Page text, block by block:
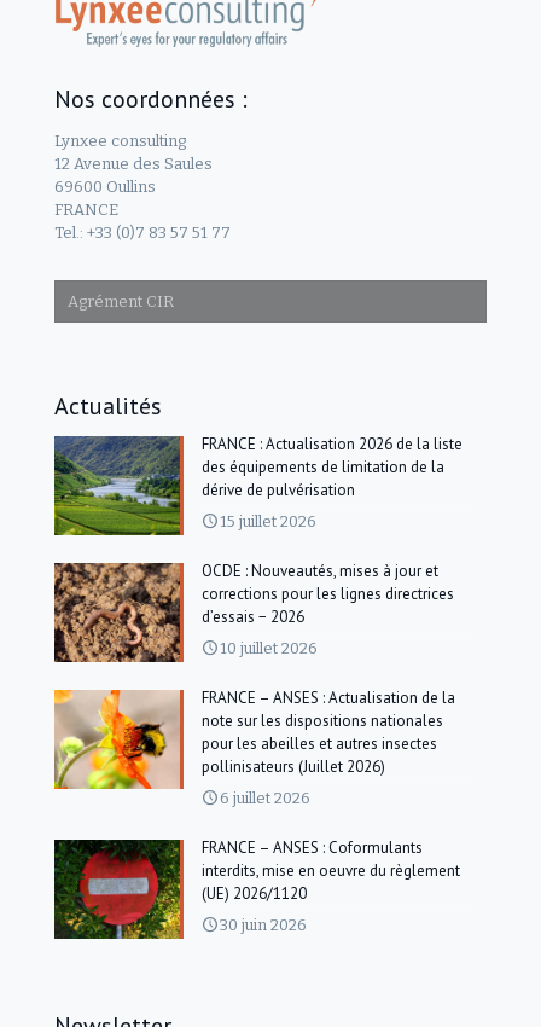
Nos coordonnées :
Lynxee consulting
12 Avenue des Saules
69600 Oullins
FRANCE
Tel.: +33 (0)7 83 57 51 77
Agrément CIR
Actualités
FRANCE : Actualisation 2026 de la liste
des équipements de limitation de la
dérive de pulvérisation
15 juillet 2026
OCDE : Nouveautés, mises à jour et
corrections pour les lignes directrices
d’essais − 2026
10 juillet 2026
FRANCE – ANSES : Actualisation de la
note sur les dispositions nationales
pour les abeilles et autres insectes
pollinisateurs (Juillet 2026)
6 juillet 2026
FRANCE – ANSES : Coformulants
interdits, mise en oeuvre du règlement
(UE) 2026/1120
30 juin 2026